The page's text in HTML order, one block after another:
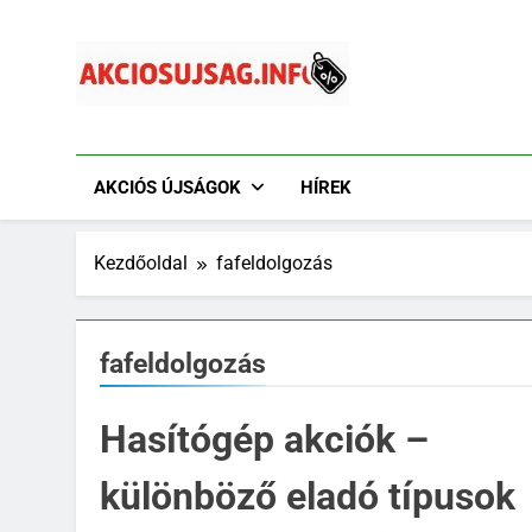
tartalomra
Akciósújság.info
AKCIÓS ÚJSÁGOK HÍREK
Kezdőoldal fafeldolgozás
fafeldolgozás
Hasítógép akciók –
különböző eladó típusok